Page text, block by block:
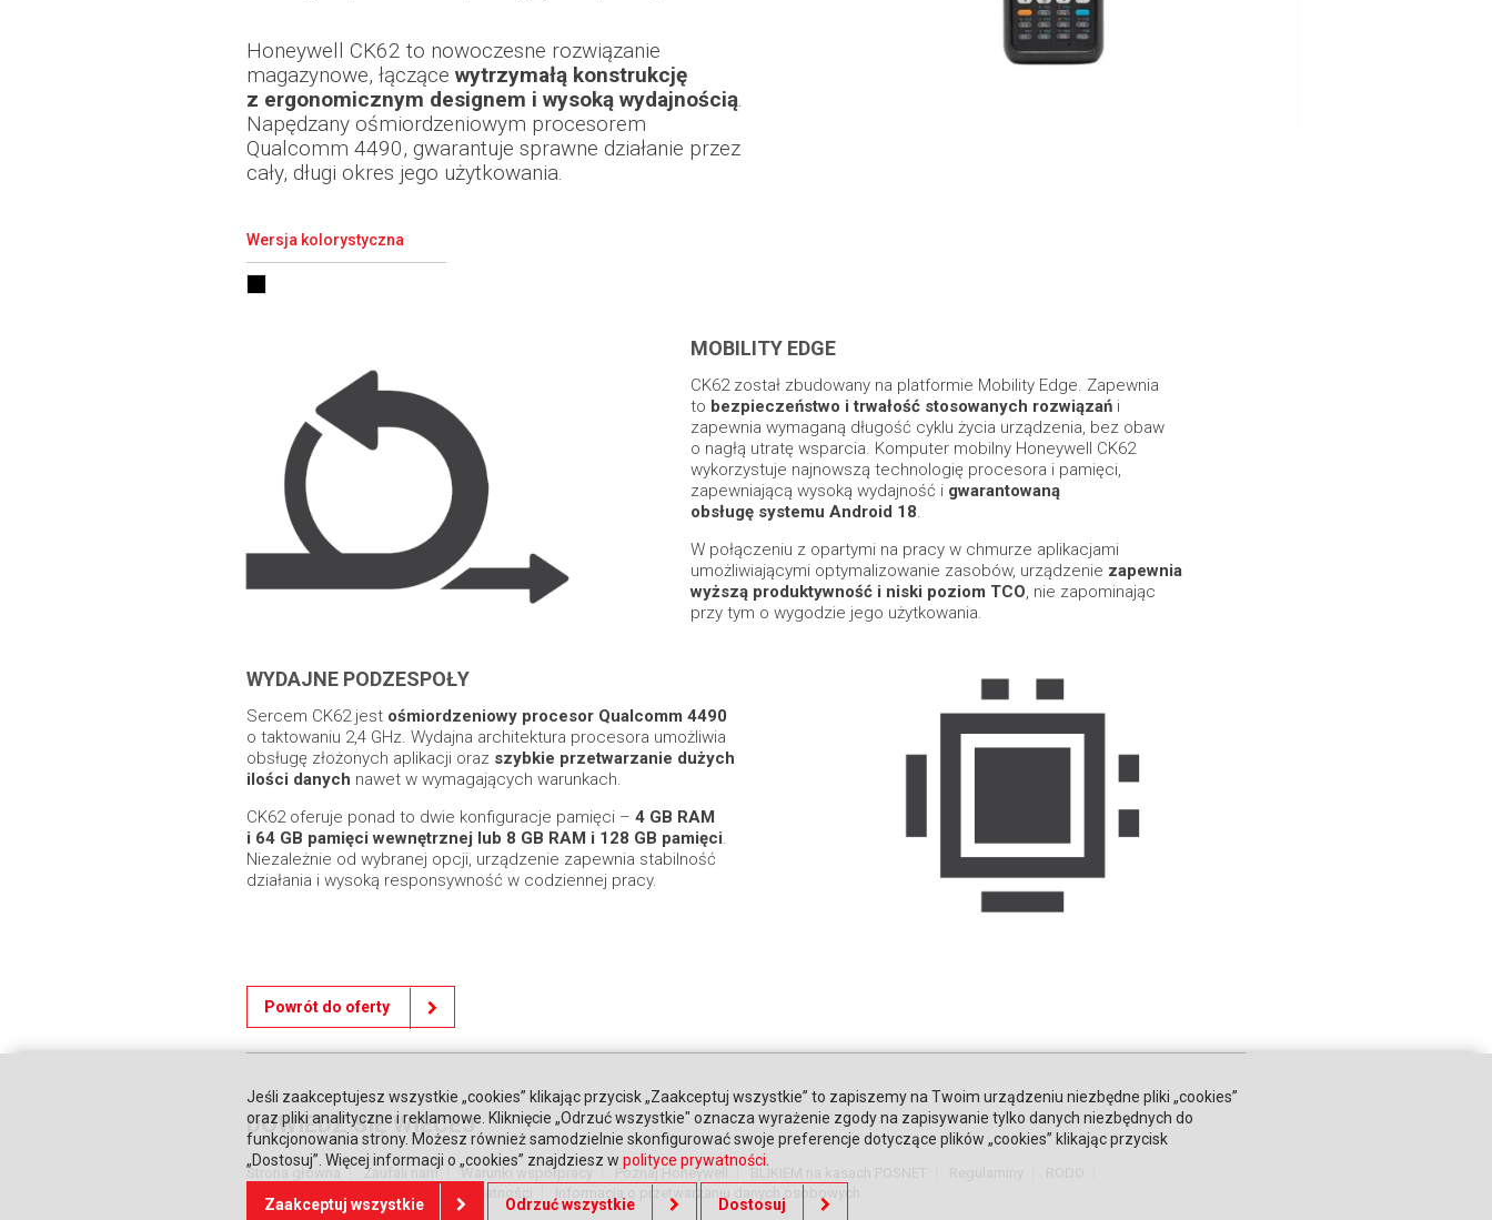
Honeywell CK62 to nowoczesne rozwiązanie
magazynowe, łączące wytrzymałą konstrukcję
z ergonomicznym designem i wysoką wydajnością.
Napędzany ośmiordzeniowym procesorem
Qualcomm 4490, gwarantuje sprawne działanie przez
cały, długi okres jego użytkowania.
Wersja kolorystyczna
MOBILITY EDGE
CK62 został zbudowany na platformie Mobility Edge. Zapewnia
to bezpieczeństwo i trwałość stosowanych rozwiązań i
zapewnia wymaganą długość cyklu życia urządzenia, bez obaw
o nagłą utratę wsparcia. Komputer mobilny Honeywell CK62
wykorzystuje najnowszą technologię procesora i pamięci,
zapewniającą wysoką wydajność i gwarantowaną
obsługę systemu Android 18.
W połączeniu z opartymi na pracy w chmurze aplikacjami
umożliwiającymi optymalizowanie zasobów, urządzenie zapewnia
wyższą produktywność i niski poziom TCO, nie zapominając
przy tym o wygodzie jego użytkowania.
WYDAJNE PODZESPOŁY
Sercem CK62 jest ośmiordzeniowy procesor Qualcomm 4490
o taktowaniu 2,4 GHz. Wydajna architektura procesora umożliwia
obsługę złożonych aplikacji oraz szybkie przetwarzanie dużych
ilości danych nawet w wymagających warunkach.
CK62 oferuje ponad to dwie konfiguracje pamięci – 4 GB RAM
i 64 GB pamięci wewnętrznej lub 8 GB RAM i 128 GB pamięci.
Niezależnie od wybranej opcji, urządzenie zapewnia stabilność
działania i wysoką responsywność w codziennej pracy.
Powrót do oferty
DOWIEDZ SIĘ WIĘCEJ
Strona główna Zaufali nam Warunki współpracy Poznaj Honeywell BLIKIEM na kasach POSNET
Jeśli zaakceptujesz wszystkie „cookies” klikając przycisk „Zaakceptuj wszystkie” to zapiszemy na Twoim urządzeniu niezbędne pliki „cookies”
oraz pliki analityczne i reklamowe. Kliknięcie „Odrzuć wszystkie" oznacza wyrażenie zgody na zapisywanie tylko danych niezbędnych do
funkcjonowania strony. Możesz również samodzielnie skonfigurować swoje preferencje dotyczące plików „cookies” klikając przycisk
„Dostosuj”. Więcej informacji o „cookies” znajdziesz w polityce prywatności
Zaakceptuj wszystkie Odrzuć wszystkie Dostosuj